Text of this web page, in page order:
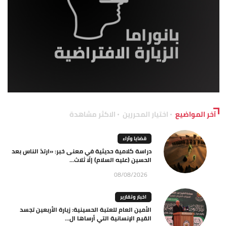
آخر المواضيع اختيار المحررين الاكثر مشاهدة
قضايا وآراء
دراسة كلامية حديثية في معنى خبر: «ارتدّ الناس بعد
الحسين (عليه السلام) إلّا ثلاث...
08/08/2026
اخبار وتقارير
الأمين العام للعتبة الحسينية: زيارة الأربعين تجسد
القيم الإنسانية التي أرساها ال...